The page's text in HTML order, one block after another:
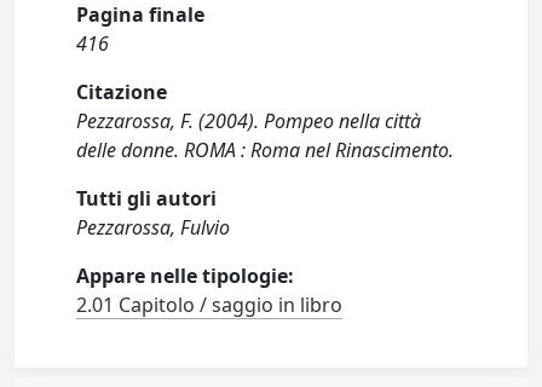
Pagina finale
416
Citazione
Pezzarossa, F. (2004). Pompeo nella città
delle donne. ROMA : Roma nel Rinascimento.
Tutti gli autori
Pezzarossa, Fulvio
Appare nelle tipologie:
2.01 Capitolo / saggio in libro